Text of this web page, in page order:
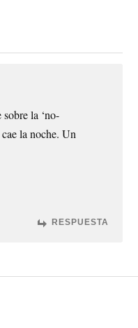
la ‘no-
la noche. Un
RESPUESTA